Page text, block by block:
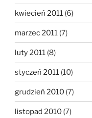
kwiecień 2011 (6)
marzec 2011 (7)
luty 2011 (8)
styczeń 2011 (10)
grudzień 2010 (7)
listopad 2010 (7)